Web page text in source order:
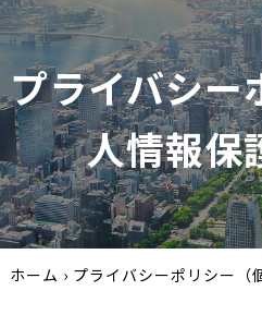
プライバシー
人情報保
ホーム › プライバシーポリシー（